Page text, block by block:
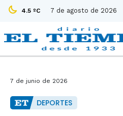
4.5 ºC 7 de agosto de 2026
7 de junio de 2026
DEPORTES